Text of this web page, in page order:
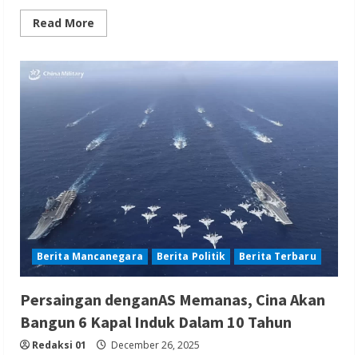
Read More
more
di
Santo
Andreas
Kim
Taegon
Kelapa
Gading
Berlangsung
Khidmat
dan
Aman
Berita Mancanegara Berita Politik Berita Terbaru
Persaingan denganAS Memanas, Cina Akan
Bangun 6 Kapal Induk Dalam 10 Tahun
Redaksi 01 December 26, 2025